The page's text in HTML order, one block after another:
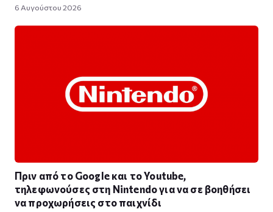
6 Αυγούστου 2026
Πριν από το Google και το Youtube,
τηλεφωνούσες στη Nintendo για να σε βοηθήσει
να προχωρήσεις στο παιχνίδι